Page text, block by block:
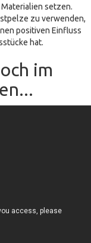
setzen.
zu verwenden,
positiven Einfluss
hat.
im